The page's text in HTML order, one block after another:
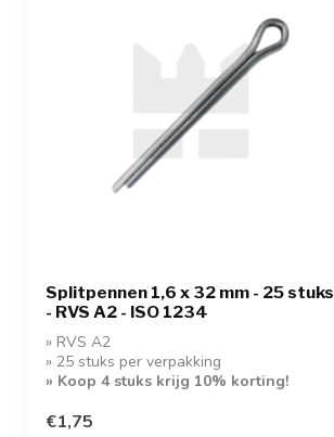
Splitpennen 1,6 x 32 mm - 25 stuks
- RVS A2 - ISO 1234
» RVS A2
» 25 stuks per verpakking
» Koop 4 stuks krijg 10% korting!
€1,75